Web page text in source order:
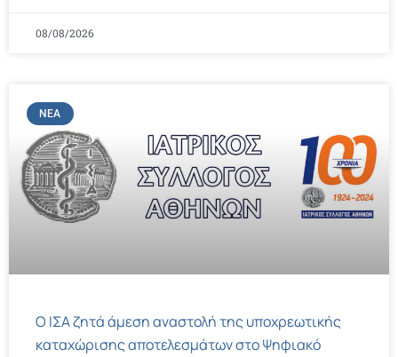
08/08/2026
ΝΈΑ
Ο ΙΣΑ ζητά άμεση αναστολή της υποχρεωτικής
καταχώρισης αποτελεσμάτων στο Ψηφιακό